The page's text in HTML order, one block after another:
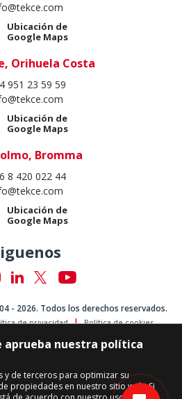
Ubicación de
Google Maps
Orihuela Costa
951 23 59 59
Ubicación de
Google Maps
Bromma
8 420 022 44
Ubicación de
Google Maps
- 2026. Todos los derechos reservados.
de privacidad Política de cookies
aprueba nuestra política
y de terceros para optimizar su
propiedades en nuestro sitio web. Si